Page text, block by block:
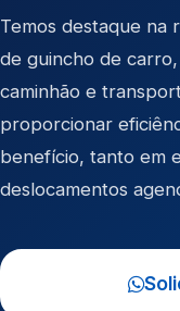
Temos destaque na
de guincho de carro,
caminhão e
proporcionar
benefício, tanto em
deslocamentos